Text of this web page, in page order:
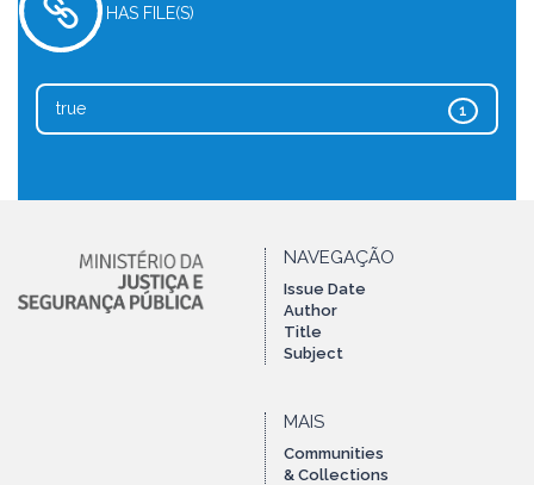
HAS FILE(S)
1
true
NAVEGAÇÃO
Issue Date
Author
Title
Subject
MAIS
Communities
& Collections